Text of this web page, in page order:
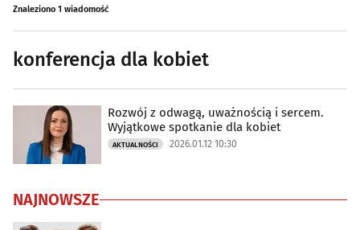
Znaleziono 1 wiadomość
konferencja dla kobiet
Rozwój z odwagą, uważnością i sercem.
Wyjątkowe spotkanie dla kobiet
AKTUALNOŚCI 2026.01.12 10:30
NAJNOWSZE